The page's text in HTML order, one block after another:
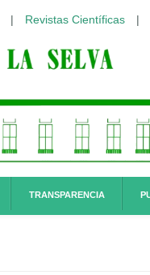
| Revistas Científicas |
TRANSPARENCIA